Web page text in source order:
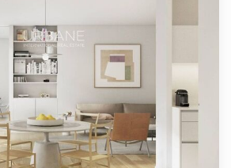
suite proporciona privacidad y confort,
dos habitaciones pueden adaptarse
o habitaciones adicionales.
en suite— están completamente
con aire acondicionado y
el confort durante todo el año.
plaza de aparcamiento en la finca.Las
servicios exclusivos: piscina de 180
infantil, jardines, gimnasio totalmente
sauna, vestuarios y seguridad
Martí/Diagonal Mar, este piso goza de